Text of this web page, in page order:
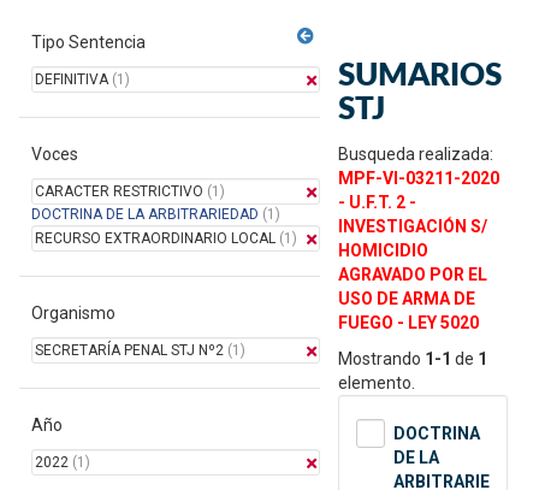
Sumarios del STJ
Manual del Usuario
Tipo Sentencia
DEFINITIVA(1)
Voces
CARACTER RESTRICTIVO (1)
DOCTRINA DE LA ARBITRARIEDAD (1)
RECURSO EXTRAORDINARIO LOCAL (1)
Organismo
SECRETARÍA PENAL STJ Nº2 (1)
Año
2022 (1)
SUMARIOS
STJ
Busqueda realizada:
MPF-VI-03211-2020
- U.F.T. 2 -
INVESTIGACIÓN S/
HOMICIDIO
AGRAVADO POR EL
USO DE ARMA DE
FUEGO - LEY 5020
Mostrando 1-1 de 1
elemento.
DOCTRINA
DE LA
ARBITRARIE